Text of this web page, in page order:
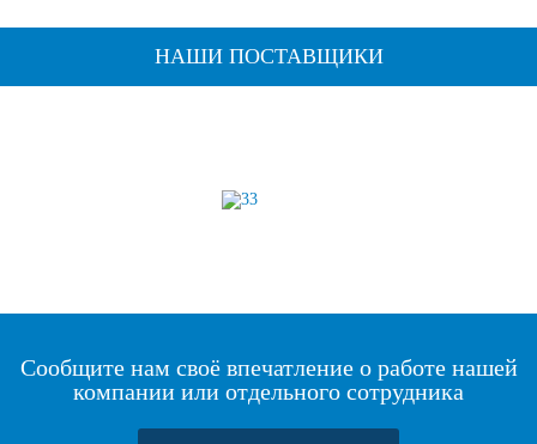
НАШИ ПОСТАВЩИКИ
Сообщите нам своё впечатление о работе нашей
компании или отдельного сотрудника